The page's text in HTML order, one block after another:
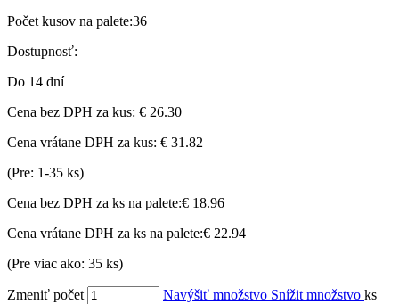
Počet kusov na palete:36
Dostupnosť:
Do 14 dní
Cena bez DPH za kus: € 26.30
Cena vrátane DPH za kus: € 31.82
(Pre: 1-35 ks)
Cena bez DPH za ks na palete:€ 18.96
Cena vrátane DPH za ks na palete:€ 22.94
(Pre viac ako: 35 ks)
Zmeniť počet Navýšiť množstvo Snížit množstvo ks